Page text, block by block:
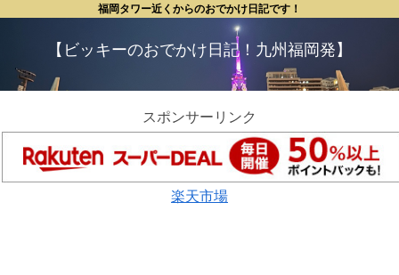
福岡タワー近くからのおでかけ日記です！
【ビッキーのおでかけ日記！九州福岡発】
スポンサーリンク
楽天市場